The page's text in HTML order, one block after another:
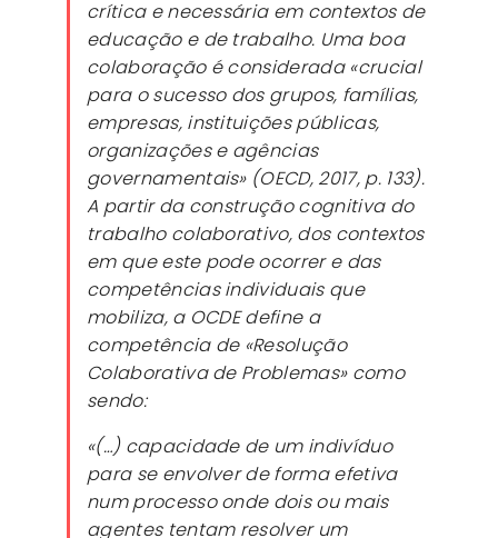
crítica e necessária em contextos de
educação e de trabalho. Uma boa
colaboração é considerada «crucial
para o sucesso dos grupos, famílias,
empresas, instituições públicas,
organizações e agências
governamentais» (OECD, 2017, p. 133).
A partir da construção cognitiva do
trabalho colaborativo, dos contextos
em que este pode ocorrer e das
competências individuais que
mobiliza, a OCDE define a
competência de «Resolução
Colaborativa de Problemas» como
sendo:
«(…) capacidade de um indivíduo
para se envolver de forma efetiva
num processo onde dois ou mais
agentes tentam resolver um